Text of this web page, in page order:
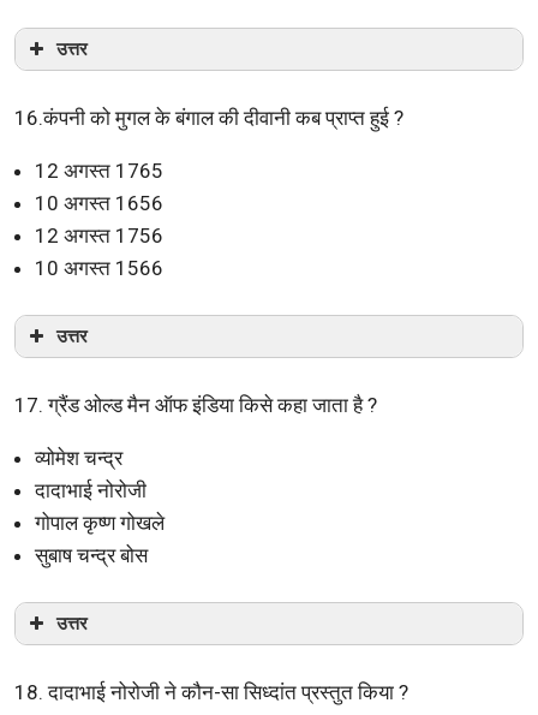
उत्तर
16.कंपनी को मुगल के बंगाल की दीवानी कब प्राप्त हुई ?
12 अगस्त 1765
10 अगस्त 1656
12 अगस्त 1756
10 अगस्त 1566
उत्तर
17. ग्रैंड ओल्ड मैन ऑफ इंडिया किसे कहा जाता है ?
व्योमेश चन्द्र
दादाभाई नोरोजी
गोपाल कृष्ण गोखले
सुबाष चन्द्र बोस
उत्तर
18. दादाभाई नोरोजी ने कौन-सा सिध्दांत प्रस्तुत किया ?